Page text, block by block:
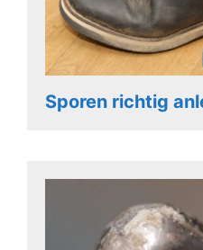
Sporen richtig